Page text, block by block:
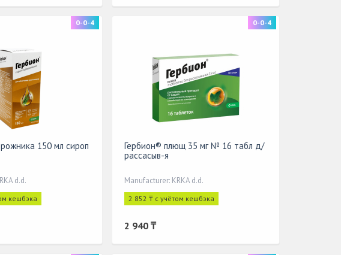
0-0-4
150 мл сироп
d.d.
кешбэка
0-0-4
Гербион® плющ 35 мг № 16 табл д/
рассасыв-я
Manufacturer: KRKA d.d.
2 852 ₸ с учётом кешбэка
2 940 ₸